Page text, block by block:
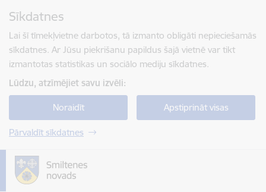
Sīkdatnes
Lai šī tīmekļvietne darbotos, tā izmanto obligāti nepieciešamās
sīkdatnes. Ar Jūsu piekrišanu papildus šajā vietnē var tikt
izmantotas statistikas un sociālo mediju sīkdatnes.
Lūdzu, atzīmējiet savu izvēli:
Noraidīt Apstiprināt visas
Pārvaldīt sīkdatnes